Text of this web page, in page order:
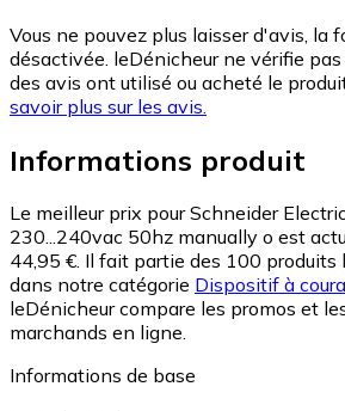
Vous ne pouvez plus laisser d'avis, la
désactivée. leDénicheur ne vérifie
des avis ont utilisé ou acheté le
savoir plus sur les avis.
Informations produit
Le meilleur prix pour Schneider
230...240vac 50hz manually o est
44,95 €. Il fait partie des 100 produits
dans notre catégorie Dispositif à
leDénicheur compare les promos et
marchands en ligne.
Informations de base